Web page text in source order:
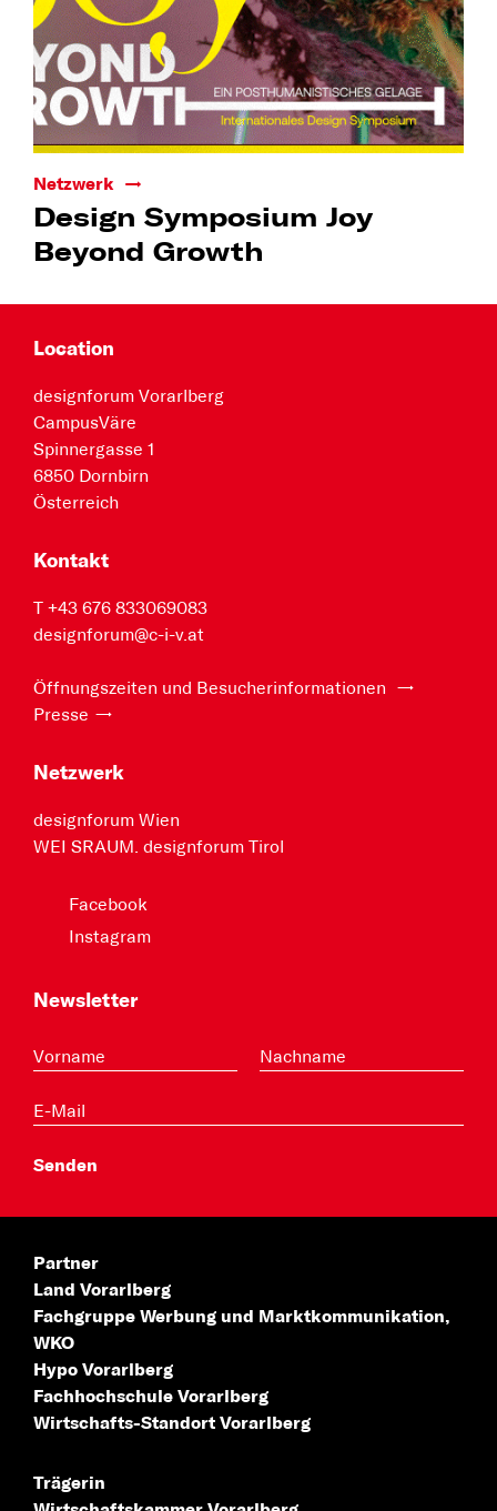
Netzwerk
Design Symposium Joy
Beyond Growth
Location
designforum Vorarlberg
CampusVäre
Spinnergasse 1
6850 Dornbirn
Österreich
Kontakt
T +43 676 833069083
designforum@c-i-v.at
Öffnungszeiten und Besucherinformationen
Presse
Netzwerk
designforum Wien
WEI SRAUM. designforum Tirol
Facebook
Instagram
Newsletter
Partner
Land Vorarlberg
Fachgruppe Werbung und Marktkommunikation,
WKO
Hypo Vorarlberg
Fachhochschule Vorarlberg
Wirtschafts-Standort Vorarlberg
Trägerin